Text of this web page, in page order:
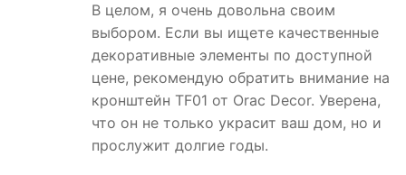
В целом, я очень довольна своим
выбором. Если вы ищете качественные
декоративные элементы по доступной
цене, рекомендую обратить внимание на
кронштейн TF01 от Orac Decor. Уверена,
что он не только украсит ваш дом, но и
прослужит долгие годы.